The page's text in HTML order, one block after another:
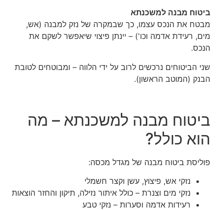
ביטוח מבנה למשכנתא
מבטח את הנכס עצמו, כך שבמקרה של נזק למבנה (אש,
מים, רעידת אדמה וכו') – יינתן פיצוי שיאפשר לשקם את
הנכס.
שני הביטוחים נרכשים לרוב על ידי הלווה – ומבוטחים לטובת
הבנק (המוטב הראשון).
ביטוח מבנה למשכנתא – מה
הוא כולל?
פוליסת ביטוח מבנה של מגדל מכסה:
נזקי אש, פיצוץ, עשן וקצר חשמלי
נזקי מים וצנרת – כולל איתור נזילה, תיקון והחזר הוצאות
רעידות אדמה וסערות – נזקי טבע